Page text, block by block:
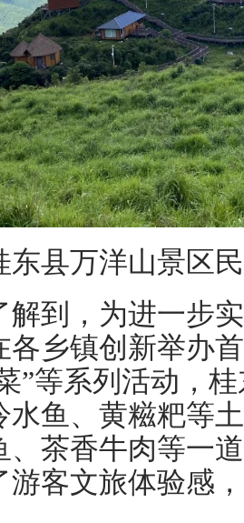
县万洋山景区民
，为进一步实
乡镇创新举办
”等系列活动，
水鱼、黄糍粑等
、茶香牛肉等一
游客文旅体验感